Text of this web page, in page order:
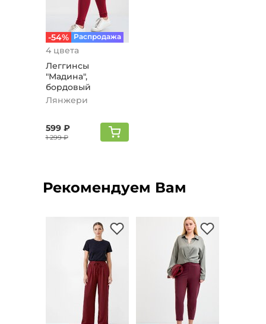
-54% Распродажа
4 цвета
Леггинсы
"Мадина",
бордовый
Лянжери
599 ₽
1 299 ₽
Рекомендуем Вам